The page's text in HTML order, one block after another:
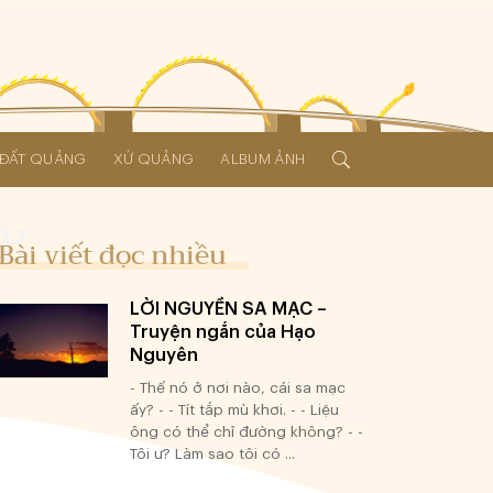
QUẢNG XỨ QUẢNG ALBUM ẢNH
viết đọc nhiều
LỜI NGUYỀN SA MẠC –
Truyện ngắn của Hạo
Nguyên
- Thế nó ở nơi nào, cái sa mạc
ấy? - - Tít tắp mù khơi. - - Liệu
ông có thể chỉ đường không? - -
Tôi ư? Làm sao tôi có ...